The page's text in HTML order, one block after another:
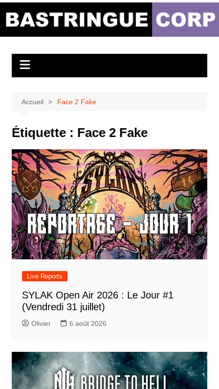
Bastringue Corp –
Musicales
Accueil Face 2 Fake
Étiquette : Face 2 Fake
Live Reports
SYLAK Open Air 2026 : Le Jour #1
(Vendredi 31 juillet)
Olivier 6 août 2026